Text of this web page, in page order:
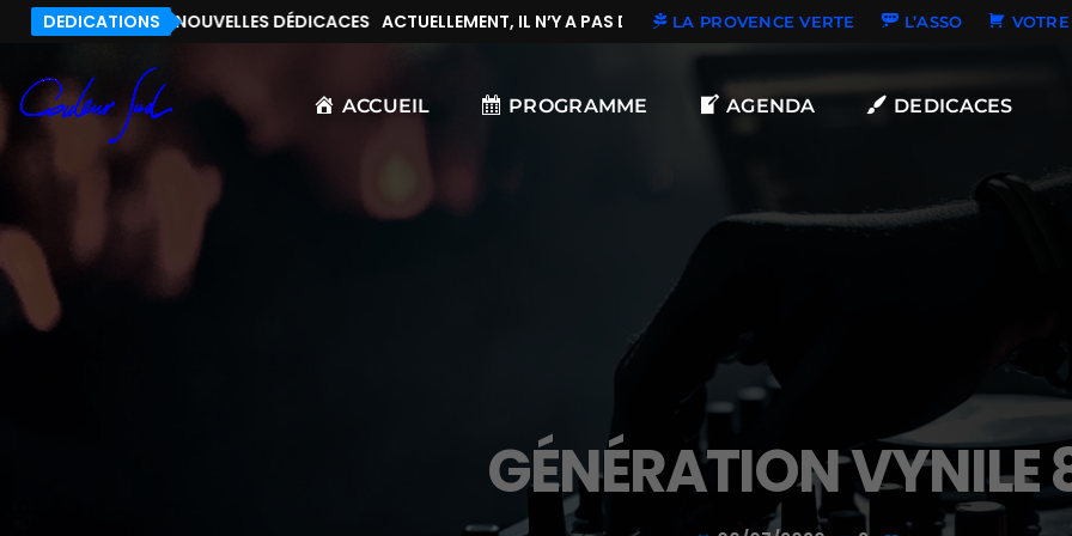
DEDICATIONS
IL N’Y A PAS DE NOUVELLES DÉDICACES ACTUELLEMENT, IL N’Y A PAS DE NOUVELLES DÉDICACES
LA PROVENCE VERTE L’ASSO
ACCUEIL PROGRAMME AGENDA DEDICACES
GÉNÉRATION VYNILE